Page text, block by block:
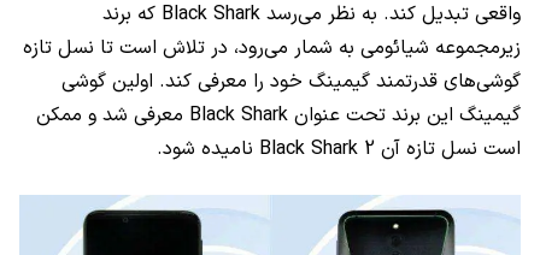
واقعی تبدیل کند. به نظر می‌رسد Black Shark که برند
زیرمجموعه شیائومی به شمار می‌رود، در تلاش است تا نسل تازه
گوشی‌های قدرتمند گیمینگ خود را معرفی کند. اولین گوشی
گیمینگ این برند تحت عنوان Black Shark معرفی شد و ممکن
است نسل تازه آن Black Shark 2 نامیده شود.